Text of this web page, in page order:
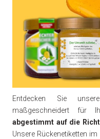
Entdecken Sie unsere
maßgeschneidert für
abgestimmt auf die
Unsere Rückenetiketten